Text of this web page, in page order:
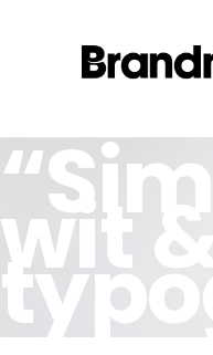
wit